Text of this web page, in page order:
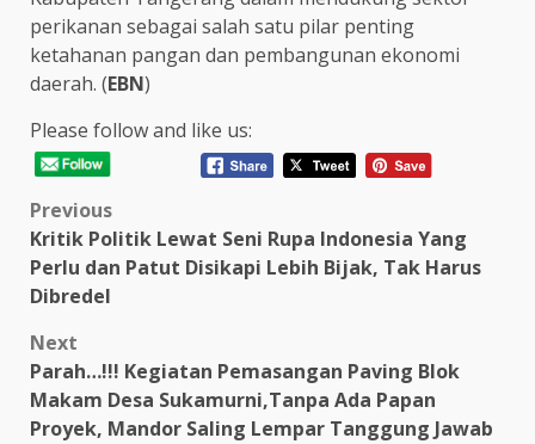
perikanan sebagai salah satu pilar penting
ketahanan pangan dan pembangunan ekonomi
daerah. (EBN)
Please follow and like us:
Post
navigation
Previous
Kritik Politik Lewat Seni Rupa Indonesia Yang
Perlu dan Patut Disikapi Lebih Bijak, Tak Harus
Dibredel
Next
Parah…!!! Kegiatan Pemasangan Paving Blok
Makam Desa Sukamurni,Tanpa Ada Papan
Proyek, Mandor Saling Lempar Tanggung Jawab